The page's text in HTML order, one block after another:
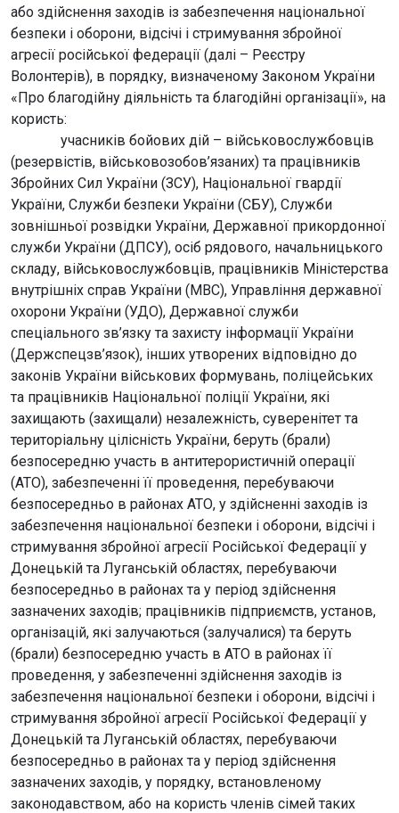
або здійснення заходів із забезпечення національної
безпеки і оборони, відсічі і стримування збройної
агресії російської федерації (далі – Реєстру
Волонтерів), в порядку, визначеному Законом України
«Про благодійну діяльність та благодійні організації», на
користь:
учасників бойових дій – військовослужбовців
(резервістів, військовозобов’язаних) та працівників
Збройних Сил України (ЗСУ), Національної гвардії
України, Служби безпеки України (СБУ), Служби
зовнішньої розвідки України, Державної прикордонної
служби України (ДПСУ), осіб рядового, начальницького
складу, військовослужбовців, працівників Міністерства
внутрішніх справ України (МВС), Управління державної
охорони України (УДО), Державної служби
спеціального зв’язку та захисту інформації України
(Держспецзв’язок), інших утворених відповідно до
законів України військових формувань, поліцейських
та працівників Національної поліції України, які
захищають (захищали) незалежність, суверенітет та
територіальну цілісність України, беруть (брали)
безпосередню участь в антитерористичній операції
(АТО), забезпеченні її проведення, перебуваючи
безпосередньо в районах АТО, у здійсненні заходів із
забезпечення національної безпеки і оборони, відсічі і
стримування збройної агресії Російської Федерації у
Донецькій та Луганській областях, перебуваючи
безпосередньо в районах та у період здійснення
зазначених заходів; працівників підприємств, установ,
організацій, які залучаються (залучалися) та беруть
(брали) безпосередню участь в АТО в районах її
проведення, у забезпеченні здійснення заходів із
забезпечення національної безпеки і оборони, відсічі і
стримування збройної агресії Російської Федерації у
Донецькій та Луганській областях, перебуваючи
безпосередньо в районах та у період здійснення
зазначених заходів, у порядку, встановленому
законодавством, або на користь членів сімей таких